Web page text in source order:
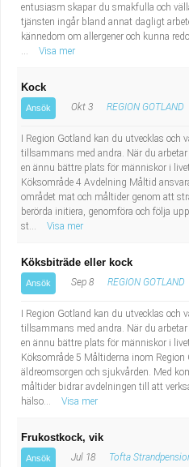
entusiasm skapar du smakfulla och
tjänsten ingår bland annat dagligt
kännedom om allergener och kunna
...
Visa mer
Kock
Ansök Okt 3 REGION GOTLAND
I Region Gotland kan du utvecklas och
tillsammans med andra. När du
en ännu bättre plats för människor i
Köksområde 4 Avdelning Måltid
området mat och måltider genom att
berörda initiera, genomföra och följa
st...
Visa mer
Köksbiträde eller kock
Ansök Sep 8 REGION GOTLAND
I Region Gotland kan du utvecklas och
tillsammans med andra. När du
en ännu bättre plats för människor i
Köksområde 5 Måltiderna inom
äldreomsorgen och sjukvården. Med
måltider bidrar avdelningen till att
hälso...
Visa mer
Frukostkock, vik
Ansök Jul 18 Tofta